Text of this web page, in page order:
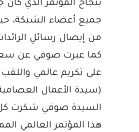
بنجاح المؤتمر الذي
جميع أعضاء الشبكة،
من إيصال رسائلِ
كما عبرت صوفي عن
على تكريم عالمي واللقب
(سيدة الأعمال
السيدة صوفي شكرت
هذا المؤتمر العالمي